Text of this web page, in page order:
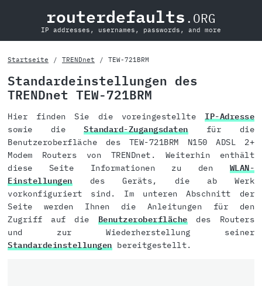
routerdefaults .ORG
IP addresses, usernames, passwords, and more
Startseite TRENDnet TEW-721BRM
Standardeinstellungen des
TRENDnet TEW-721BRM
Hier finden Sie die voreingestellte IP-Adresse
sowie dieStandard-Zugangsdatenfür die
Benutzeroberfläche des TEW-721BRM N150 ADSL 2+
Modem Routers von TRENDnet. Weiterhin enthält
diese Seite Informationen zu den WLAN-
Einstellungendes Geräts, die ab Werk
vorkonfiguriert sind. Im unteren Abschnitt der
Seite werden Ihnen die Anleitungen für den
Zugriff auf die Benutzeroberflächedes Routers
und zur Wiederherstellung seiner
Standardeinstellungenbereitgestellt.